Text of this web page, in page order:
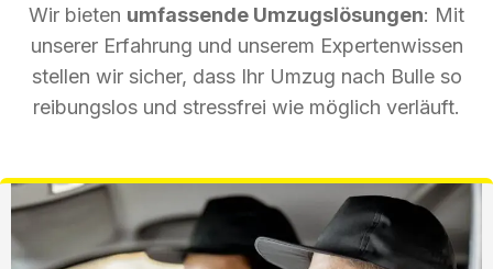
Wir bieten umfassende Umzugslösungen: Mit
unserer Erfahrung und unserem Expertenwissen
stellen wir sicher, dass Ihr Umzug nach Bulle so
reibungslos und stressfrei wie möglich verläuft.